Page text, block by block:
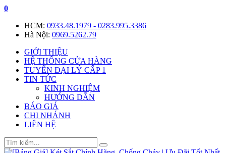
0
HCM: 0933.48.1979 - 0283.995.3386
Hà Nội: 0969.5262.79
GIỚI THIỆU
HỆ THỐNG CỬA HÀNG
TUYỂN ĐẠI LÝ CẤP 1
TIN TỨC
KINH NGHIỆM
HƯỚNG DẪN
BÁO GIÁ
CHI NHÁNH
LIÊN HỆ